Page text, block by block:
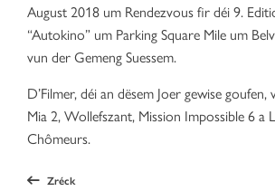
August 2018 um Rendezvous fir déi 9.
“Autokino” um Parking Square Mile um
vun der Gemeng Suessem.
D’Filmer, déi an dësem Joer gewise
Mia 2, Wollefszant, Mission Impossible 6 a
Chômeurs.
Zréck